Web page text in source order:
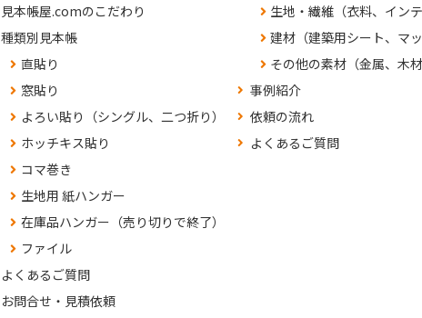
見本帳屋.comのこだわり
種類別見本帳
直貼り
窓貼り
よろい貼り（シングル、二つ折り）
ホッチキス貼り
コマ巻き
生地用 紙ハンガー
在庫品ハンガー（売り切りで終了）
ファイル
よくあるご質問
お問合せ・見積依頼
生地・繊維（衣料、イン
建材（建築用シート、マ
その他の素材（金属、木
事例紹介
依頼の流れ
よくあるご質問